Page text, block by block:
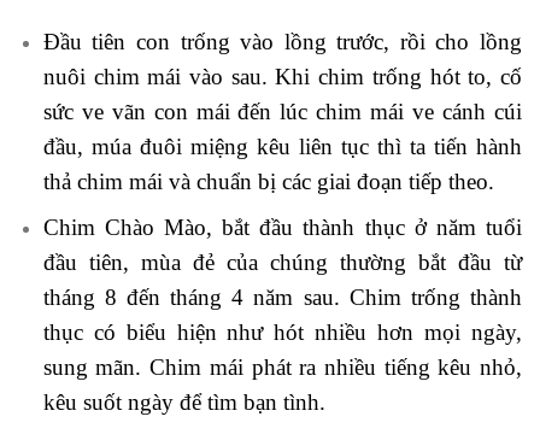
Đầu tiên con trống vào lồng trước, rồi cho lồng
nuôi chim mái vào sau. Khi chim trống hót to, cố
sức ve vãn con mái đến lúc chim mái ve cánh cúi
đầu, múa đuôi miệng kêu liên tục thì ta tiến hành
thả chim mái và chuẩn bị các giai đoạn tiếp theo.
Chim Chào Mào, bắt đầu thành thục ở năm tuổi
đầu tiên, mùa đẻ của chúng thường bắt đầu từ
tháng 8 đến tháng 4 năm sau. Chim trống thành
thục có biểu hiện như hót nhiều hơn mọi ngày,
sung mãn. Chim mái phát ra nhiều tiếng kêu nhỏ,
kêu suốt ngày để tìm bạn tình.